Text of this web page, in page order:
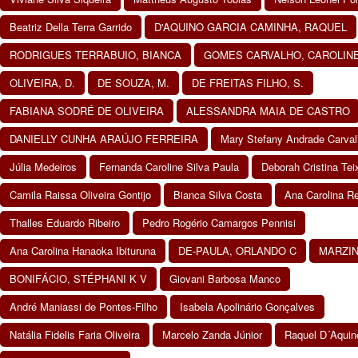
Beatriz Della Terra Garrido
D'AQUINO GARCIA CAMINHA, RAQUEL
RODRIGUES TERRABUIO, BIANCA
GOMES CARVALHO,
OLIVEIRA, D.
DE SOUZA, M.
DE FREITAS FILHO, S.
FABIANA SODRÉ DE OLIVEIRA
ALESSANDRA MAIA DE CASTRO
DANIELLY CUNHA ARAÚJO FERREIRA
Mary Stefany Andrade
Júlia Medeiros
Fernanda Caroline Silva Paula
Deborah Cristina
Camila Raissa Oliveira Gontijo
Bianca Silva Costa
Ana Carolina
Thalles Eduardo Ribeiro
Pedro Rogério Camargos Pennisi
Ana Carolina Hanaoka Ibituruna
DE-PAULA, ORLANDO C
BONIFÁCIO, STÉPHANI K V
Giovani Barbosa Manco
André Maniassi de Pontes-Filho
Isabela Apolinário Gonçalves
Natália Fidelis Faria Oliveira
Marcelo Zanda Júnior
Raquel